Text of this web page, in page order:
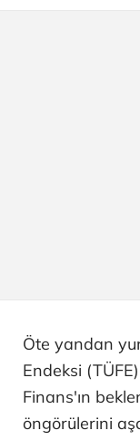
Öte yandan
Endeksi
Finans'ın
öngörülerini